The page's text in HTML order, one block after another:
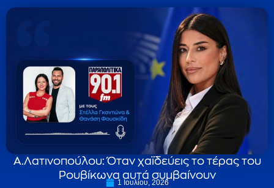
Α.Λατινοπούλου: Όταν χαϊδεύεις το τέρας του
Ρουβίκωνα αυτά συμβαίνουν
1 Ιουλίου, 2026